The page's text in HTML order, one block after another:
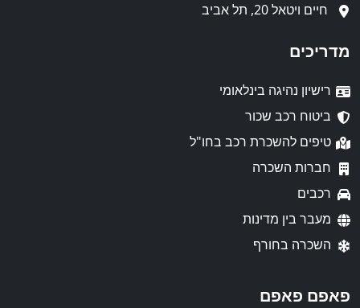
חיים ויטאל 20, תל אביב
מדריכים
רישיון נהיגה בינלאומי
ביטוח רכב שכור
טיפים להשכרת רכב בחו"ל
חברות השכרה
רכבים
מעבר בין מדינות
השכרה בחורף
פאפם פאפם